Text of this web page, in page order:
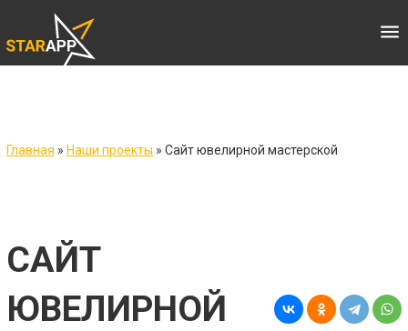
menu
Главная » Наши проекты » Сайт ювелирной мастерской
САЙТ
ЮВЕЛИРНОЙ